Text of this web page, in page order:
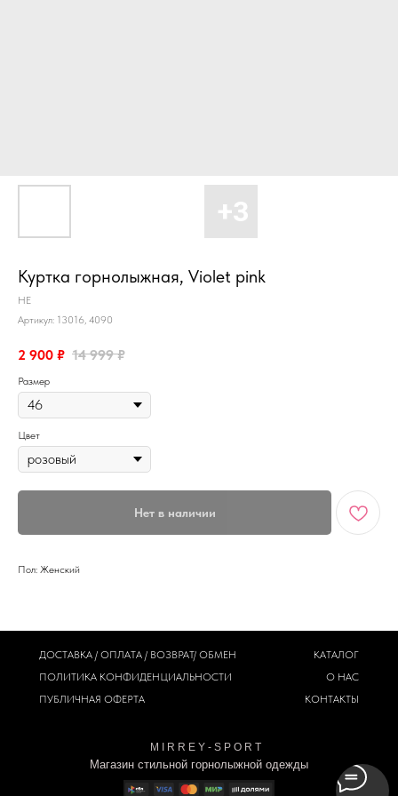
Куртка горнолыжная, Violet pink
HE
Артикул: 13016, 4090
2 900 ₽ 14 999 ₽
Размер
Цвет
Нет в наличии
Пол: Женский
M I R R E Y - S P O R T
Магазин стильной горнолыжной одежды
ДОСТАВКА / ОПЛАТА / ВОЗВРАТ/ ОБМЕН
ПОЛИТИКА КОНФИДЕНЦИАЛЬНОСТИ
ПУБЛИЧНАЯ ОФЕРТА
КАТАЛОГ
О НАС
КОНТАКТЫ